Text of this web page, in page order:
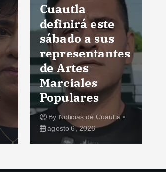
Cuautla
definirá este
sábado a sus
representantes
de Artes
Marciales
Populares
By Noticias de Cuautla
agosto 6, 2026